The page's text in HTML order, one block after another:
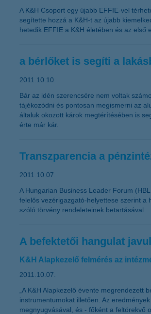
A K&H Csoport egy újabb EFFIE-vel
segítette hozzá a K&H-t az újabb
hetedik EFFIE a K&H életében és az első
a bérlőket is segíti a
2011.10.10.
Bár az idén szerencsére nem voltak
tájékozódni és pontosan megismerni az
általuk okozott károk megtérítésében is
érte már kár.
Transzparencia a
2011.10.07.
A Hungarian Business Leader Forum
felelős vezérigazgató-helyettese szerint a
szóló törvény rendeleteinek betartásával.
A befektetői hangulat
K&H Alapkezelő felmérés az
2011.10.07.
„A K&H Alapkezelő évente
instrumentumokat illetően. Az
megnyugvásával, és - főként a feltörekvő